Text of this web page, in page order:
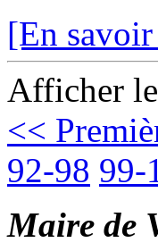
[En
Afficher
<<
92-98 99-
Maire de